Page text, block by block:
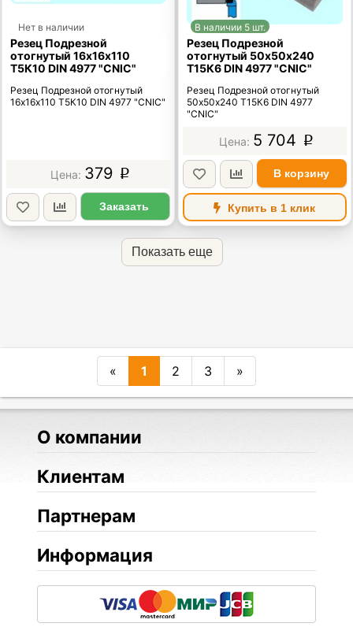
Нет в наличии
Резец Подрезной
отогнутый 16х16х110
Т5К10 DIN 4977 "CNIC"
Резец Подрезной отогнутый
16х16х110 Т5К10 DIN 4977 "CNIC"
379 p
Заказать
В наличии 5 шт.
Резец Подрезной
отогнутый 50х50х240
Т15К6 DIN 4977 "CNIC"
Резец Подрезной отогнутый
50х50х240 Т15К6 DIN 4977
"CNIC"
5 704 p
В корзину
Купить в 1 клик
Показать еще
« 1 2 3 »
О компании
Клиентам
Партнерам
Информация